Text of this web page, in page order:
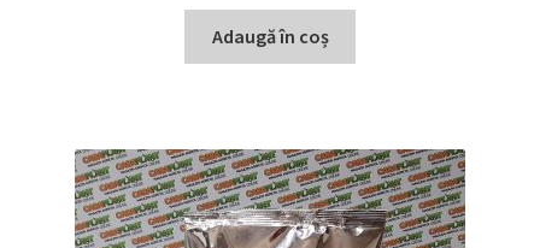
Adaugă în coș